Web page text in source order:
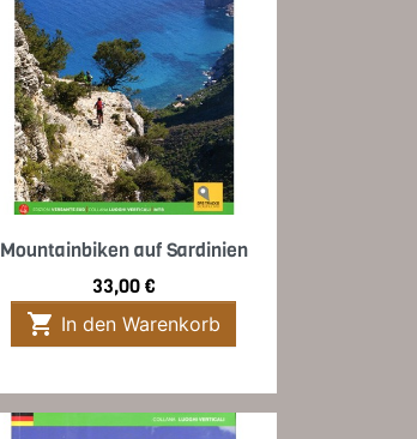
Vorschau
Mountainbiken auf Sardinien
Preis
33,00 €
 In den Warenkorb